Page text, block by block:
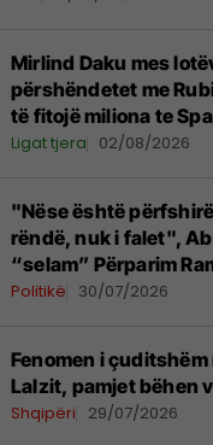
Mirlind Daku mes
përshëndetet me
të fitojë miliona te
Ligat tjera 02/08/2026
"Nëse është
rëndë, nuk i falet",
“selam” Përparim
Politikë 30/07/2026
Fenomen i çuditshëm
Lalzit, pamjet bëhen
Shqipëri 29/07/2026